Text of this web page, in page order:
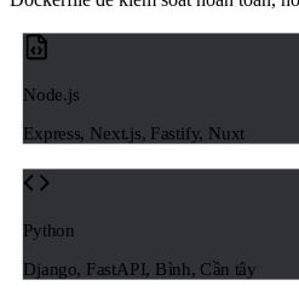
Node.js
Express, Next.js, Fastify, Nuxt
Python
Django, FastAPI, Bình, Cần tây